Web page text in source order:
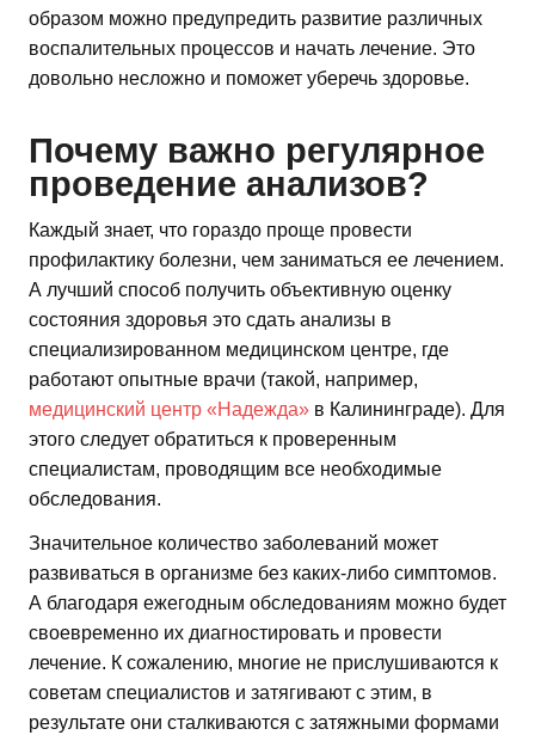
образом можно предупредить развитие различных
воспалительных процессов и начать лечение. Это
довольно несложно и поможет уберечь здоровье.
Почему важно регулярное
проведение анализов?
Каждый знает, что гораздо проще провести
профилактику болезни, чем заниматься ее лечением.
А лучший способ получить объективную оценку
состояния здоровья это сдать анализы в
специализированном медицинском центре, где
работают опытные врачи (такой, например,
медицинский центр «Надежда» в Калининграде). Для
этого следует обратиться к проверенным
специалистам, проводящим все необходимые
обследования.
Значительное количество заболеваний может
развиваться в организме без каких-либо симптомов.
А благодаря ежегодным обследованиям можно будет
своевременно их диагностировать и провести
лечение. К сожалению, многие не прислушиваются к
советам специалистов и затягивают с этим, в
результате они сталкиваются с затяжными формами